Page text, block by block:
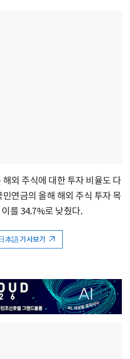
외 주식에 대한 투자 비율도 다
연금의 올해 해외 주식 투자 목
를 34.7%로 낮췄다.
本語 기사보기